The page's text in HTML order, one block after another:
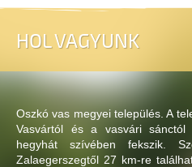
HOL VAGYUNK
Oszkó vas megyei település. A
Vasvártól és a vasvári
hegyhát szívében fekszik.
Zalaegerszegtől 27 km-re